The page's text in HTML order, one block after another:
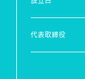
代表取締役